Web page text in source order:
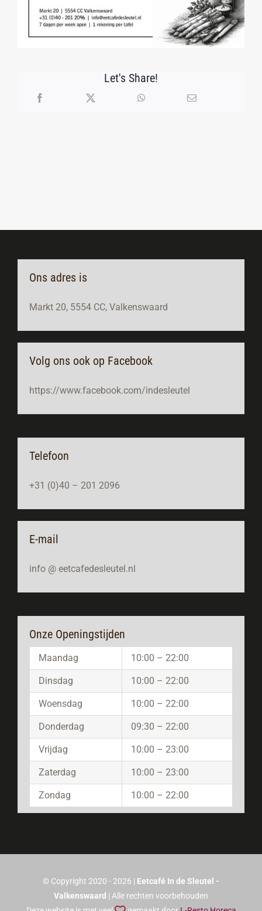
Let's Share!
Ons adres is
Markt 20, 5554 CC, Valkenswaard
Volg ons ook op Facebook
https://www.facebook.com/indesleutel
Telefoon
+31 (0)40 – 201 2096
E-mail
info @ eetcafedesleutel.nl
Onze Openingstijden
Maandag 10:00 – 22:00
Dinsdag 10:00 – 22:00
Woensdag 10:00 – 22:00
Donderdag 09:30 – 22:00
Vrijdag 10:00 – 23:00
Zaterdag 10:00 – 23:00
Zondag 10:00 – 22:00
© Copyright 2020 - 2026 | Eetcafé In de Sleutel -
Valkenswaard | Alle rechten voorbehouden